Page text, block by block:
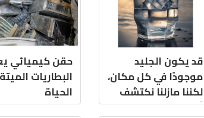
قد يكون الجليد
موجودًا في كل مكان،
لكننا مازلنا نكتشف
أشياءً عنه
حقن كيميائي
البطاريات
الحياة